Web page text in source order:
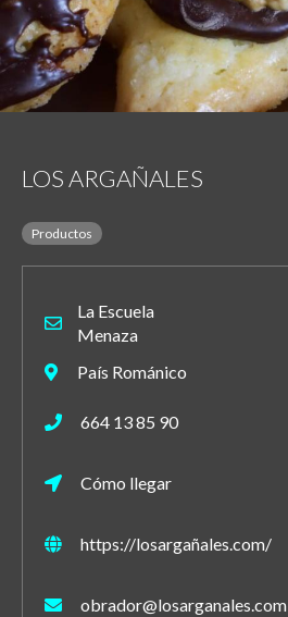
LOS ARGAÑALES
Productos
La Escuela
Menaza
País Románico
664 13 85 90
Cómo llegar
https://losargañales.com/
obrador@losarganales.com